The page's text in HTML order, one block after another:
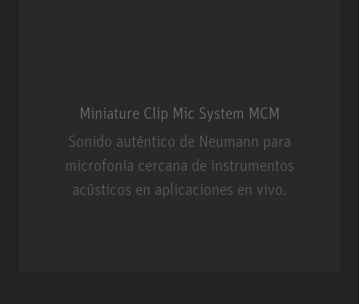
Miniature Clip Mic System MCM
Sonido auténtico de Neumann para
microfonía cercana de instrumentos
acústicos en aplicaciones en vivo.